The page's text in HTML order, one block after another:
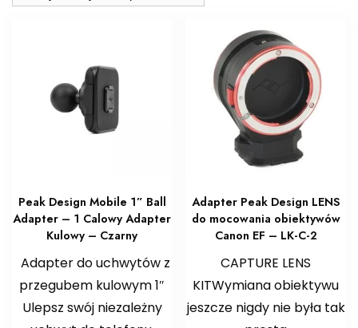
Peak Design Mobile 1” Ball
Adapter – 1 Calowy Adapter
Kulowy – Czarny
Adapter do uchwytów z
przegubem kulowym 1″
Ulepsz swój niezależny
Adapter Peak Design LENS
do mocowania obiektywów
Canon EF – LK-C-2
CAPTURE LENS
KITWymiana obiektywu
jeszcze nigdy nie była tak